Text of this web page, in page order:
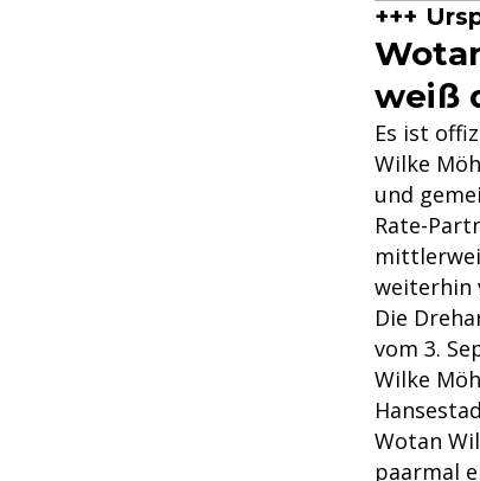
+++
weiß
Es ist
Wilke
und
Rate-
weiterhin
Die
vom 3.
Wilke
Wotan
paarmal